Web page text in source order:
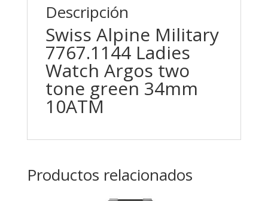
Descripción
Swiss Alpine Military
7767.1144 Ladies
Watch Argos two
tone green 34mm
10ATM
Productos relacionados